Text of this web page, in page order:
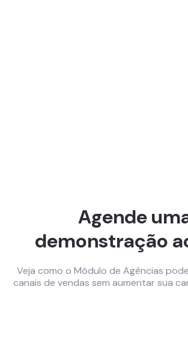
Agende
demonstração
Veja como o Módulo de Agências
canais de vendas sem aumentar sua